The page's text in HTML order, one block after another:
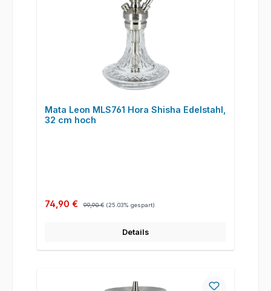
Mata Leon MLS761 Hora Shisha Edelstahl,
32 cm hoch
Verkaufspreis:
74,90 € 99,90 € (25.03% gespart)
Details